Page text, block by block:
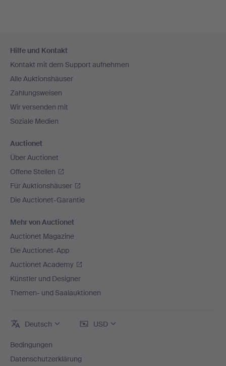
Navigation
Hilfe und Kontakt
Kontakt mit dem Support aufnehmen
Alle Auktionshäuser
Zahlungsweisen
Wir versenden mit
Soziale Medien
Auctionet
Über Auctionet
Offene Stellen
Für Auktionshäuser
Die Auctionet-Garantie
Mehr von Auctionet
Auctionet Magazine
Die Auctionet-App
Auctionet Academy
Künstler und Designer
Themen- und Saalauktionen
Deutsch USD
Bedingungen
Datenschutzerklärung